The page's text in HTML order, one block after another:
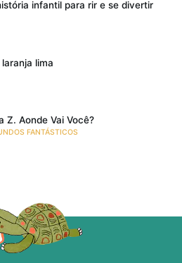
infantil para rir e se divertir
lima
Z. Aonde Vai Você?
FANTÁSTICOS